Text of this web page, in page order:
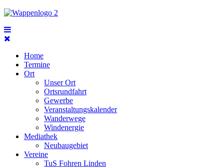
Home
Termine
Ort
Unser Ort
Ortsrundfahrt
Gewerbe
Veranstaltungskalender
Wanderwege
Windenergie
Mediathek
Neubaugebiet
Vereine
TuS Fohren Linden